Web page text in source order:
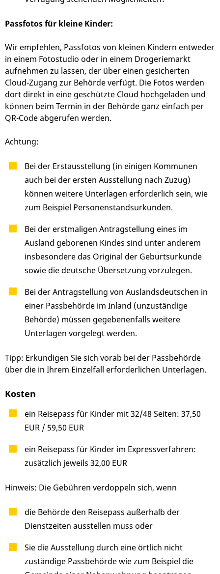
Passfotos für kleine Kinder:
Wir empfehlen, Passfotos von kleinen Kindern entweder
in einem Fotostudio oder in einem Drogeriemarkt
aufnehmen zu lassen, der über einen gesicherten
Cloud-Zugang zur Behörde verfügt. Die Fotos werden
dort direkt in eine geschützte Cloud hochgeladen und
können beim Termin in der Behörde ganz einfach per
QR-Code abgerufen werden.
Achtung:
Bei der Erstausstellung (in einigen Kommunen
auch bei der ersten Ausstellung nach Zuzug)
können weitere Unterlagen erforderlich sein, wie
zum Beispiel Personenstandsurkunden.
Bei der erstmaligen Antragstellung eines im
Ausland geborenen Kindes sind unter anderem
insbesondere das Original der Geburtsurkunde
sowie die deutsche Übersetzung vorzulegen.
Bei der Antragstellung von Auslandsdeutschen in
einer Passbehörde im Inland (unzuständige
Behörde) müssen gegebenenfalls weitere
Unterlagen vorgelegt werden.
Tipp: Erkundigen Sie sich vorab bei der Passbehörde
über die in Ihrem Einzelfall erforderlichen Unterlagen.
Kosten
ein Reisepass für Kinder mit 32/48 Seiten: 37,50
EUR / 59,50 EUR
ein Reisepass für Kinder im Expressverfahren:
zusätzlich jeweils 32,00 EUR
Hinweis: Die Gebühren verdoppeln sich, wenn
die Behörde den Reisepass außerhalb der
Dienstzeiten ausstellen muss oder
Sie die Ausstellung durch eine örtlich nicht
zuständige Passbehörde wie zum Beispiel die